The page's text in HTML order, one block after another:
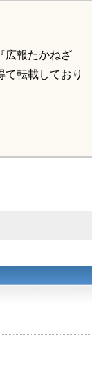
広報たかねざ
転載しており